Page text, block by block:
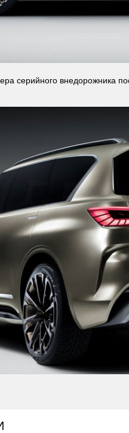
серийного внедорожника